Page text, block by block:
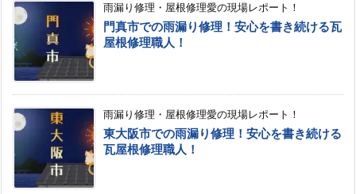
雨漏り修理・屋根修理愛の現場レポート！
門真市での雨漏り修理！安心を書き続ける瓦
屋根修理職人！
雨漏り修理・屋根修理愛の現場レポート！
東大阪市での雨漏り修理！安心を書き続ける
瓦屋根修理職人！